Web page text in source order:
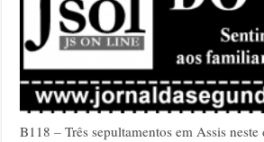
B118 – Três sepultamentos em Assis neste